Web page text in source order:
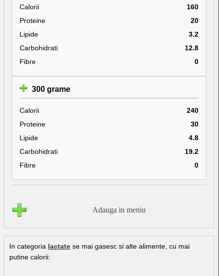
Calorii
160
Proteine
20
Lipide
3.2
Carbohidrati
12.8
Fibre
0
300 grame
Calorii
240
Proteine
30
Lipide
4.8
Carbohidrati
19.2
Fibre
0
Adauga in meniu
In categoria lactate se mai gasesc si alte alimente, cu mai
putine calorii: